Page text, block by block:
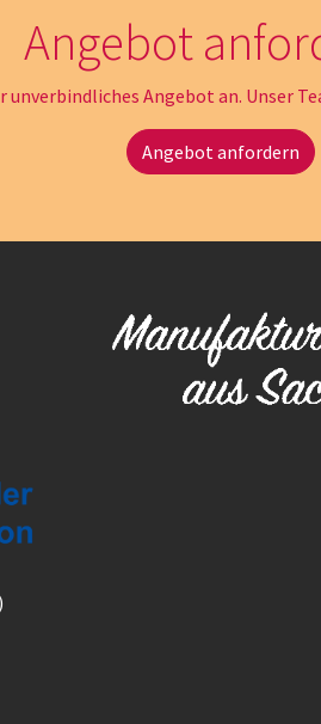
Angebot
unverbindliches Angebot an. Unser
Angebot anfordern